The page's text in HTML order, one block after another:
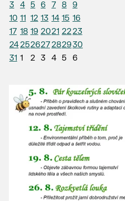
3
4 5 6 7 8
9
10 11 12 13 14 15 16
17 18 19 2021 2223
24252627282930
31 1 2 3 4 5 6